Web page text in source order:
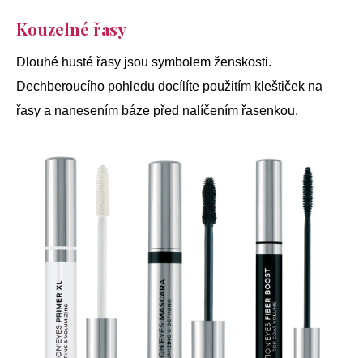
Kouzelné řasy
Dlouhé husté řasy jsou symbolem ženskosti.
Dechberoucího pohledu docílíte použitím kleštiček na
řasy a nanesením báze před nalíčením řasenkou.